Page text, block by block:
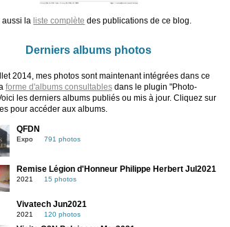
aussi la liste complète des publications de ce blog.
Derniers albums photos
2014, mes photos sont maintenant intégrées dans ce
forme d'albums consultablesdans le plugin "Photo-
les derniers albums publiés ou mis à jour. Cliquez sur
pour accéder aux albums.
QFDN
Expo 791 photos
Remise Légion d'Honneur Philippe Herbert Jul2021
2021 15 photos
Vivatech Jun2021
2021 120 photos